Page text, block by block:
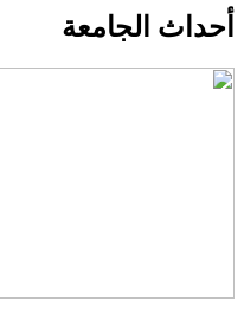
أحداث الجامعة